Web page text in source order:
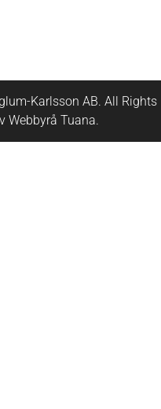
Karlsson AB. All Rights
Webbyrå Tuana.​